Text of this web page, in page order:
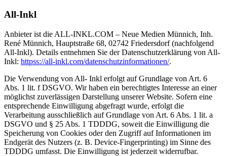
All-Inkl
Anbieter ist die ALL-INKL.COM – Neue Medien Münnich, Inh.
René Münnich, Hauptstraße 68, 02742 Friedersdorf (nachfolgend
All-Inkl). Details entnehmen Sie der Datenschutzerklärung von All-
Inkl: httpss://all-inkl.com/datenschutzinformationen/.
Die Verwendung von All- Inkl erfolgt auf Grundlage von Art. 6
Abs. 1 lit. f DSGVO. Wir haben ein berechtigtes Interesse an einer
möglichst zuverlässigen Darstellung unserer Website. Sofern eine
entsprechende Einwilligung abgefragt wurde, erfolgt die
Verarbeitung ausschließlich auf Grundlage von Art. 6 Abs. 1 lit. a
DSGVO und § 25 Abs. 1 TDDDG, soweit die Einwilligung die
Speicherung von Cookies oder den Zugriff auf Informationen im
Endgerät des Nutzers (z. B. Device-Fingerprinting) im Sinne des
TDDDG umfasst. Die Einwilligung ist jederzeit widerrufbar.